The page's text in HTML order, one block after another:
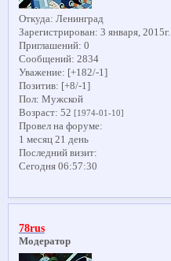
Откуда: Ленинград
Зарегистрирован: 3 января, 2015г.
Приглашений: 0
Сообщений: 2834
Уважение: [+182/-1]
Позитив: [+8/-1]
Пол: Мужской
Возраст: 52 [1974-01-10]
Провел на форуме:
1 месяц 21 день
Последний визит:
Сегодня 06:57:30
78rus
Модератор